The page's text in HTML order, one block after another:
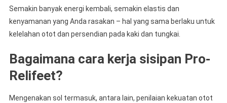
Semakin banyak energi kembali, semakin elastis dan
kenyamanan yang Anda rasakan – hal yang sama berlaku untuk
kelelahan otot dan persendian pada kaki dan tungkai.
Bagaimana cara kerja sisipan Pro-
Relifeet?
Mengenakan sol termasuk, antara lain, penilaian kekuatan otot